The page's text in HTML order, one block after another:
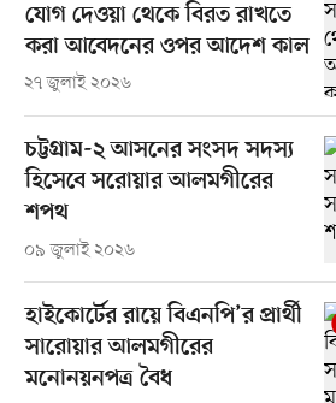
যোগ দেওয়া থেকে বিরত রাখতে
করা আবেদনের ওপর আদেশ কাল
২৭ জুলাই ২০২৬
চট্টগ্রাম-২ আসনের সংসদ সদস্য
হিসেবে সরোয়ার আলমগীরের
শপথ
০৯ জুলাই ২০২৬
হাইকোর্টের রায়ে বিএনপি’র প্রার্থী
সারোয়ার আলমগীরের
মনোনয়নপত্র বৈধ